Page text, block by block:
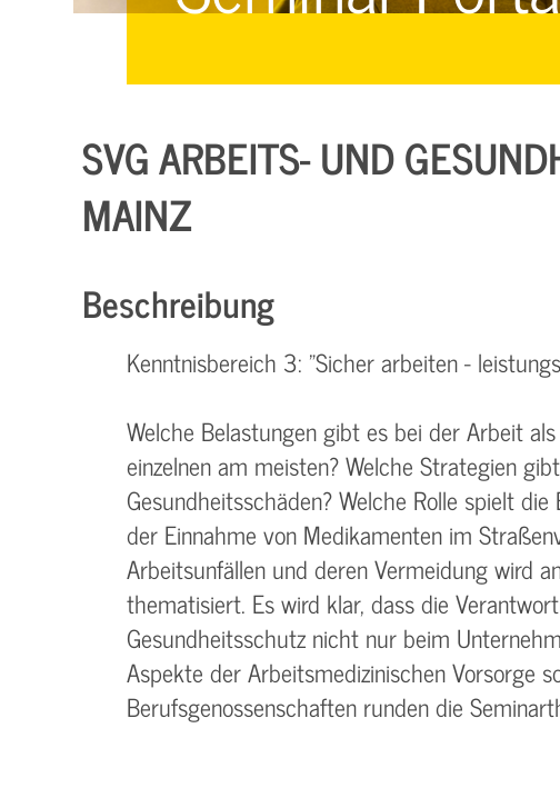
SVG ARBEITS- UND
MAINZ
Beschreibung
Kenntnisbereich 3: "Sicher arbeiten -
Welche Belastungen gibt es bei der Arbeit
einzelnen am meisten? Welche Strategien
Gesundheitsschäden? Welche Rolle spielt
der Einnahme von Medikamenten im
Arbeitsunfällen und deren Vermeidung wird
thematisiert. Es wird klar, dass die
Gesundheitsschutz nicht nur beim
Aspekte der Arbeitsmedizinischen Vorsorge
Berufsgenossenschaften runden die